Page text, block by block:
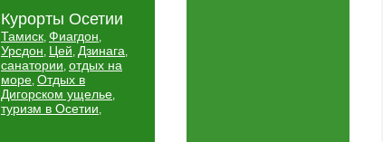
Курорты Осетии
Тамиск, Фиагдон,
Урсдон, Цей, Дзинага,
санатории, отдых на
море, Отдых в
Дигорском ущелье,
туризм в Осетии,